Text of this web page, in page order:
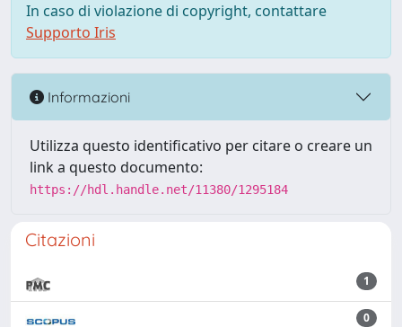
In caso di violazione di copyright, contattare
Supporto Iris
Informazioni
Utilizza questo identificativo per citare o creare un
link a questo documento:
https://hdl.handle.net/11380/1295184
Citazioni
1
0